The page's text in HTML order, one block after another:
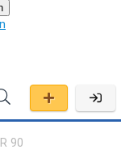
90